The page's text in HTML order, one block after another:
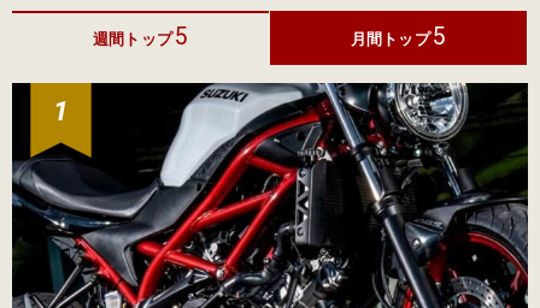
週間トップ5 月間トップ 5